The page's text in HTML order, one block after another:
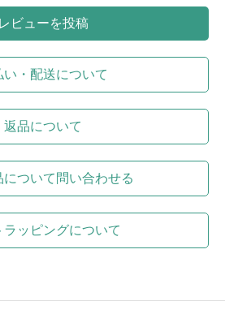
レビューを投稿
い・配送について
返品について
について問い合わせる
ラッピングについて